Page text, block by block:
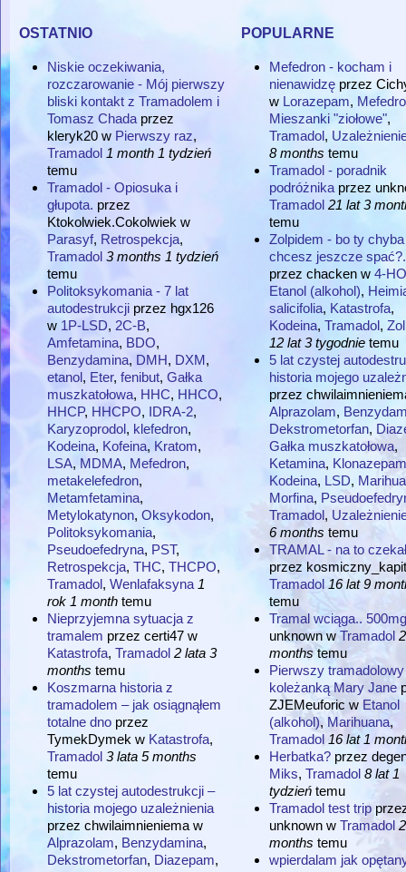
ostatnio
Niskie oczekiwania,
rozczarowanie - Mój pierwszy
bliski kontakt z Tramadolem i
Tomasz Chada przez
kleryk20 w Pierwszy raz,
Tramadol 1 month 1 tydzień
temu
Tramadol - Opiosuka i
głupota. przez
Ktokolwiek.Cokolwiek w
Parasyf, Retrospekcja,
Tramadol 3 months 1 tydzień
temu
Politoksykomania - 7 lat
autodestrukcji przez hgx126
w 1P-LSD, 2C-B,
Amfetamina, BDO,
Benzydamina, DMH, DXM,
etanol, Eter, fenibut, Gałka
muszkatołowa, HHC, HHCO,
HHCP, HHCPO, IDRA-2,
Karyzoprodol, klefedron,
Kodeina, Kofeina, Kratom,
LSA, MDMA, Mefedron,
metakelefedron,
Metamfetamina,
Metylokatynon, Oksykodon,
Politoksykomania,
Pseudoefedryna, PST,
Retrospekcja, THC, THCPO,
Tramadol, Wenlafaksyna 1
rok 1 monthtemu
Nieprzyjemna sytuacja z
tramalem przez certi47 w
Katastrofa, Tramadol 2 lata 3
months temu
Koszmarna historia z
tramadolem – jak osiągnąłem
totalne dno przez
TymekDymek w Katastrofa,
Tramadol 3 lata 5 months
temu
5 lat czystej autodestrukcji –
historia mojego uzależnienia
przez chwilaimnieniema w
Alprazolam, Benzydamina,
Dekstrometorfan, Diazepam,
popularne
Mefedron - kocham i
nienawidzę przez
w Lorazepam,
Mieszanki "ziołowe",
Tramadol,
8 months temu
Tramadol - poradnik
podróżnika przez
Tramadol 21 lat 3
temu
Zolpidem - bo ty
chcesz jeszcze
przez chacken w 4-
Etanol (alkohol),
salicifolia, Katastrofa,
Kodeina, Tramadol,
12 lat 3 tygodnietemu
5 lat czystej
historia mojego
przez
Alprazolam,
Dekstrometorfan,
Gałka muszkatołowa,
Ketamina, Klonazepam
Kodeina, LSD,
Morfina,
Tramadol,
6 months temu
TRAMAL - na to
przez
Tramadol 16 lat 9
temu
Tramal wciąga.. 500mg
unknown w Tramadol
monthstemu
Pierwszy
koleżanką Mary Jane
ZJEMeuforic w Etanol
(alkohol), Marihuana,
Tramadol 16 lat 1
Herbatka? przez
Miks, Tramadol 8 lat 1
tydzieńtemu
Tramadol test trip
unknown w Tramadol
months temu
wpierdalam jak